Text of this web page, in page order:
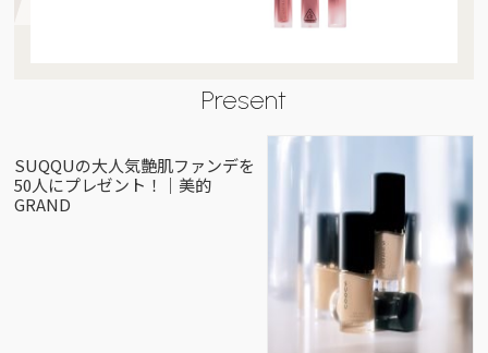
Present
SUQQUの大人気艶肌ファンデを
50人にプレゼント！｜美的
GRAND